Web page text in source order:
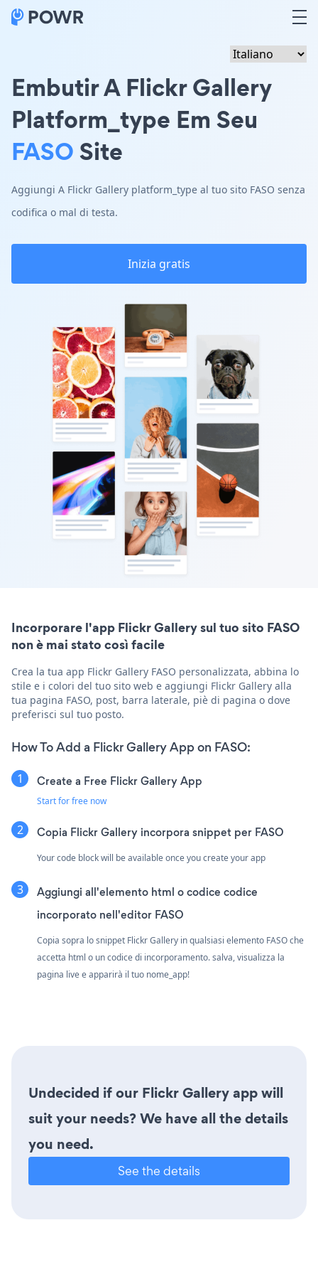
Embutir A Flickr Gallery
Platform_type Em Seu
FASOSite
Aggiungi A Flickr Gallery platform_type al tuo sito FASO senza
codifica o mal di testa.
Inizia gratis
Incorporare l'app Flickr Gallery sul tuo sito FASO
non è mai stato così facile
Crea la tua app Flickr Gallery FASO personalizzata, abbina lo
stile e i colori del tuo sito web e aggiungi Flickr Gallery alla
tua pagina FASO, post, barra laterale, piè di pagina o dove
preferisci sul tuo posto.
How To Add a Flickr Gallery App on FASO:
Create a Free Flickr Gallery App
Start for free now
Copia Flickr Gallery incorpora snippet per FASO
Your code block will be available once you create your app
Aggiungi all'elemento html o codice codice
incorporato nell'editor FASO
Copia sopra lo snippet Flickr Gallery in qualsiasi elemento FASO che
accetta html o un codice di incorporamento. salva, visualizza la
pagina live e apparirà il tuo nome_app!
Undecided if our Flickr Gallery app will
suit your needs? We have all the details
you need.
See the details